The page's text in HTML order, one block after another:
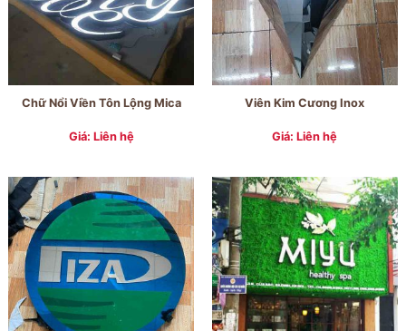
Chữ Nổi Viền Tôn Lộng Mica
Giá: Liên hệ
Viên Kim Cương Inox
Giá: Liên hệ